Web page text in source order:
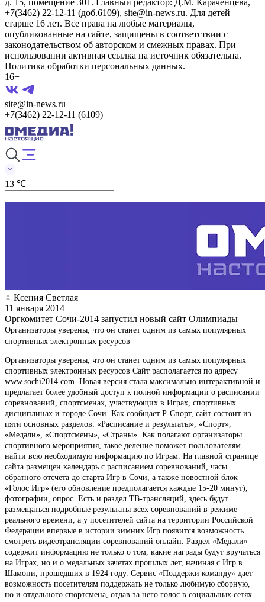
+7(3462) 22-12-11 (доб.6109), site@in-news.ru. Для детей
старше 16 лет. Все права на любые материалы,
опубликованные на сайте, защищены в соответствии с
законодательством об авторском и смежных правах. При
использовании активная ссылка на источник обязательна.
Политика обработки персональных данных.
16+
site@in-news.ru
+7(3462) 22-12-11 (6109)
13 ℃
Ксения Светлая
11 января 2014
Оргкомитет Сочи-2014 запустил новый сайт Олимпиады
Организаторы уверены, что он станет одним из самых популярных
спортивных электронных ресурсов
Организаторы уверены, что он станет одним из самых популярных
спортивных электронных ресурсов Сайт располагается по адресу
www.sochi2014.com. Новая версия стала максимально интерактивной и
предлагает более удобный доступ к полной информации о расписании
соревнований, спортсменах, участвующих в Играх, спортивных
дисциплинах и городе Сочи. Как сообщает Р-Спорт, сайт состоит из
пяти основных разделов: «Расписание и результаты», «Спорт»,
«Медали», «Спортсмены», «Страны». Как полагают организаторы
спортивного мероприятия, такое деление поможет пользователям
найти всю необходимую информацию по Играм. На главной странице
сайта размещен календарь с расписанием соревнований, часы
обратного отсчета до старта Игр в Сочи, а также новостной блок
«Голос Игр» (его обновление предполагается каждые 15-20 минут),
фотографии, опрос. Есть и раздел ТВ-трансляций, здесь будут
размещаться подробные результаты всех соревнований в режиме
реального времени, а у посетителей сайта на территории Российской
Федерации впервые в истории зимних Игр появится возможность
смотреть видеотрансляции соревнований онлайн. Раздел «Медали»
содержит информацию не только о том, какие награды будут вручаться
на Играх, но и о медальных зачетах прошлых лет, начиная с Игр в
Шамони, прошедших в 1924 году. Сервис «Поддержи команду» дает
возможность посетителям поддержать не только любимую сборную,
но и отдельного спортсмена, отдав за него голос в социальных сетях